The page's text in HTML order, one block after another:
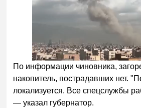
По информации чиновника,
накопитель, пострадавших нет.
локализуется. Все спецслужбы
— указал губернатор.